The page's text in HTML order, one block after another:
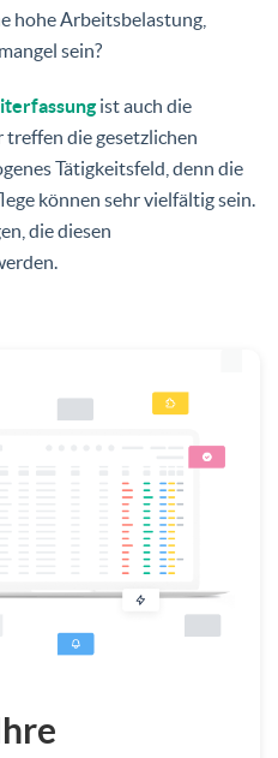
hohe Arbeitsbelastung,
sein?
ist auch die
die gesetzlichen
Tätigkeitsfeld, denn die
können sehr vielfältig sein.
die diesen